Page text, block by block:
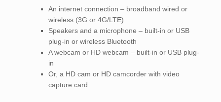
An internet connection – broadband wired or
wireless (3G or 4G/LTE)
Speakers and a microphone – built-in or USB
plug-in or wireless Bluetooth
A webcam or HD webcam – built-in or USB plug-
in
Or, a HD cam or HD camcorder with video
capture card